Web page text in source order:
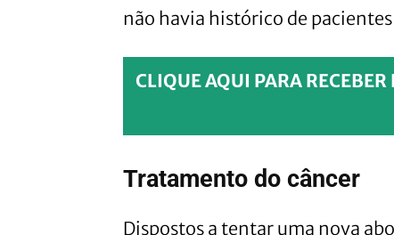
não havia histórico de
CLIQUE AQUI PARA
Tratamento do câncer
Dispostos a tentar uma nova